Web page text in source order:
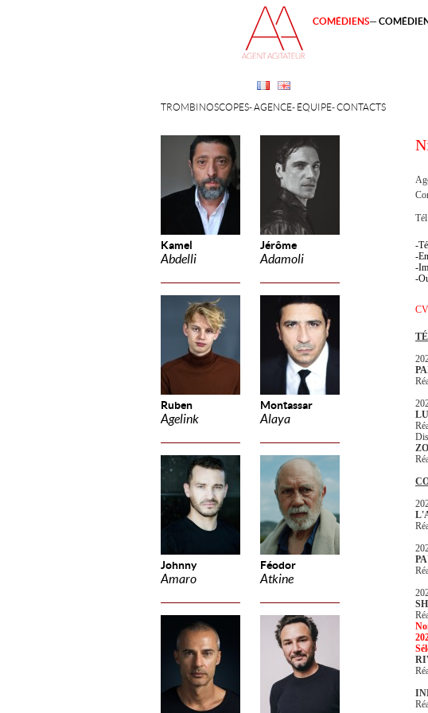
Kamel
Abdelli
Jérôme
Adamoli
Ruben
Agelink
Montassar
Alaya
Johnny
Amaro
Féodor
Atkine
TROMBINOSCOPES AGENCE ÉQUIPE CONTACTS
COMÉDIENS
CV